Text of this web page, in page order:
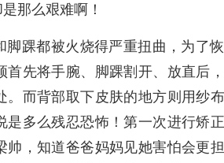
那么艰难啊！
踝都被火烧得严重扭曲，为了
先将手腕、脚踝割开、放直后
。而背部取下皮肤的地方则用纱
是多么残忍恐怖！第一次进行矫
，知道爸爸妈妈见她害怕会更